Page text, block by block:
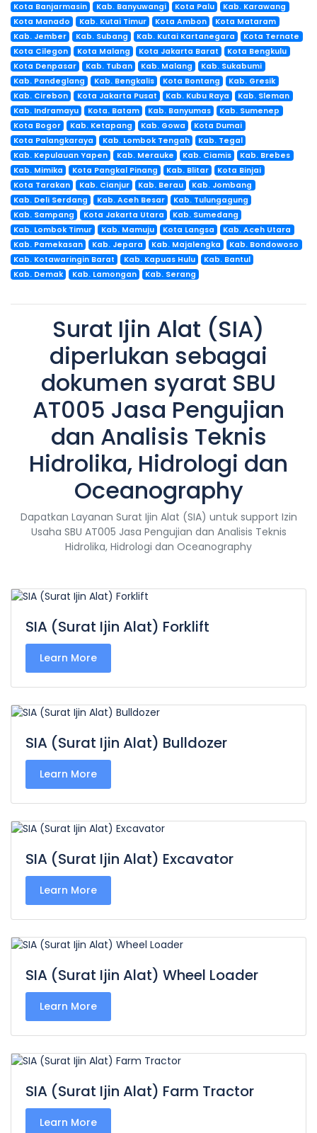
Kota Banjarmasin
Kab. Banyuwangi Kota Palu
Kab. Karawang
Kota Manado
Kab. Kutai Timur Kota Ambon
Kota Mataram
Kab. Jember
Kab. Subang Kab. Kutai Kartanegara
Kota Ternate
Kota Cilegon
Kota Malang Kota Jakarta Barat
Kota Bengkulu
Kota Denpasar
Kab. Tuban Kab. Malang
Kab. Sukabumi
Kab. Pandeglang
Kab. Bengkalis Kota Bontang
Kab. Gresik
Kab. Cirebon
Kota Jakarta Pusat Kab. Kubu Raya
Kab. Sleman
Kab. Indramayu
Kota. Batam Kab. Banyumas
Kab. Sumenep
Kota Bogor
Kab. Ketapang Kab. Gowa
Kota Dumai
Kota Palangkaraya
Kab. Lombok Tengah
Kab. Tegal
Kab. Kepulauan Yapen
Kab. Merauke Kab. Ciamis
Kab. Brebes
Kab. Mimika
Kota Pangkal Pinang Kab. Blitar
Kota Binjai
Kota Tarakan
Kab. Cianjur Kab. Berau
Kab. Jombang
Kab. Deli Serdang
Kab. Aceh Besar
Kab. Tulungagung
Kab. Sampang
Kota Jakarta Utara
Kab. Sumedang
Kab. Lombok Timur
Kab. Mamuju Kota Langsa
Kab. Aceh Utara
Kab. Pamekasan
Kab. Jepara Kab. Majalengka
Kab. Bondowoso
Kab. Kotawaringin Barat
Kab. Kapuas Hulu
Kab. Bantul
Kab. Demak
Kab. Lamongan Kab. Serang
Surat Ijin Alat (SIA)
diperlukan sebagai
dokumen syarat SBU
AT005 Jasa Pengujian
dan Analisis Teknis
Hidrolika, Hidrologi dan
Oceanography
Dapatkan Layanan Surat Ijin Alat (SIA) untuk support Izin
Usaha SBU AT005 Jasa Pengujian dan Analisis Teknis
Hidrolika, Hidrologi dan Oceanography
SIA (Surat Ijin Alat) Forklift
Learn More
SIA (Surat Ijin Alat) Bulldozer
Learn More
SIA (Surat Ijin Alat) Excavator
Learn More
SIA (Surat Ijin Alat) Wheel Loader
Learn More
SIA (Surat Ijin Alat) Farm Tractor
Learn More